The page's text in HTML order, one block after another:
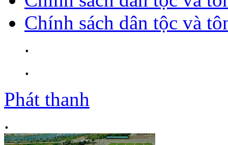
Chính sách dân tộc và
.
.
Phát thanh
.